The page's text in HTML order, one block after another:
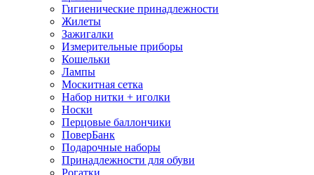
Гигиенические принадлежности
Жилеты
Зажигалки
Измерительные приборы
Кошельки
Лампы
Москитная сетка
Набор нитки + иголки
Носки
Перцовые баллончики
ПоверБанк
Подарочные наборы
Принадлежности для обуви